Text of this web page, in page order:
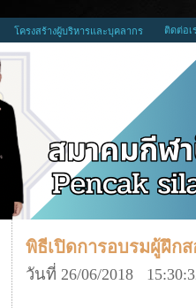
โครงสร้างผู้บริหารและบุคลากร ติดต่อเ
พิธีเปิดการอบรมผู้ฝึก
วันที่ 26/06/2018